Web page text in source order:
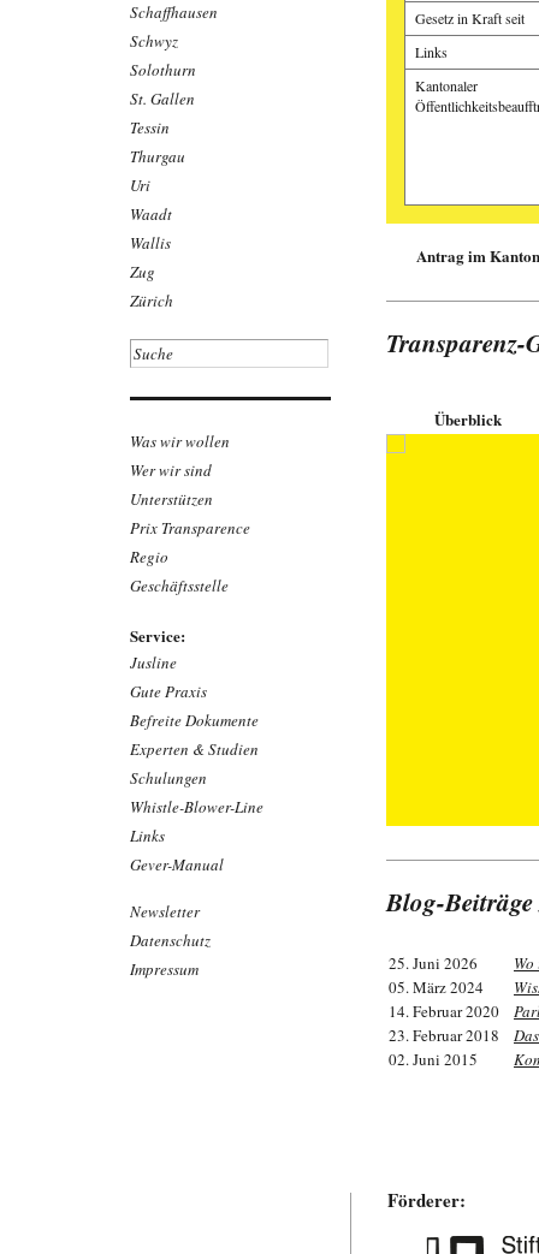
Schaffhausen
Schwyz
Solothurn
St. Gallen
Tessin
Thurgau
Uri
Waadt
Wallis
Zug
Zürich
Was wir wollen
Wer wir sind
Unterstützen
Prix Transparence
Regio
Geschäftsstelle
Service:
Jusline
Gute Praxis
Befreite Dokumente
Experten & Studien
Schulungen
Whistle-Blower-Line
Links
Gever-Manual
Newsletter
Datenschutz
Impressum
Gesetz in Kraft seit
Links
Kantonaler
Antrag im
Transparenz-
Überblick
über 20
Blog-
25. Juni 2026
05. März 2024
14. Februar 2020
23. Februar 2018
02. Juni 2015
Förderer: